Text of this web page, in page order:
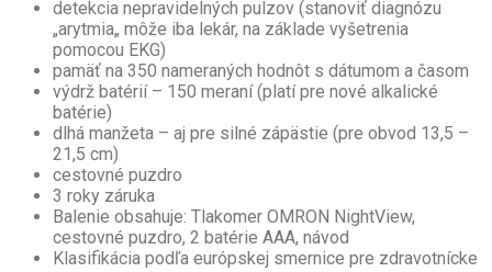
detekcia nepravidelných pulzov (stanoviť diagnózu
„arytmia„ môže iba lekár, na základe vyšetrenia
pomocou EKG)
pamäť na 350 nameraných hodnôt s dátumom a časom
výdrž batérií – 150 meraní (platí pre nové alkalické
batérie)
dlhá manžeta – aj pre silné zápästie (pre obvod 13,5 –
21,5 cm)
cestovné puzdro
3 roky záruka
Balenie obsahuje: Tlakomer OMRON NightView,
cestovné puzdro, 2 batérie AAA, návod
Klasifikácia podľa európskej smernice pre zdravotnícke